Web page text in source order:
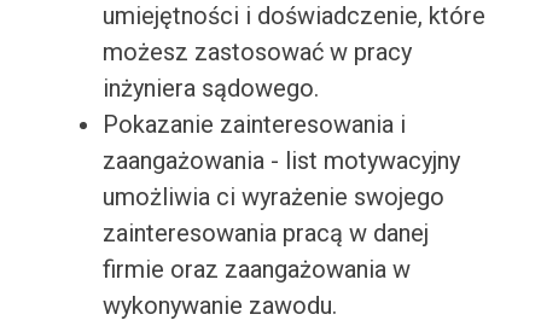
umiejętności i doświadczenie, które
możesz zastosować w pracy
inżyniera sądowego.
Pokazanie zainteresowania i
zaangażowania - list motywacyjny
umożliwia ci wyrażenie swojego
zainteresowania pracą w danej
firmie oraz zaangażowania w
wykonywanie zawodu.